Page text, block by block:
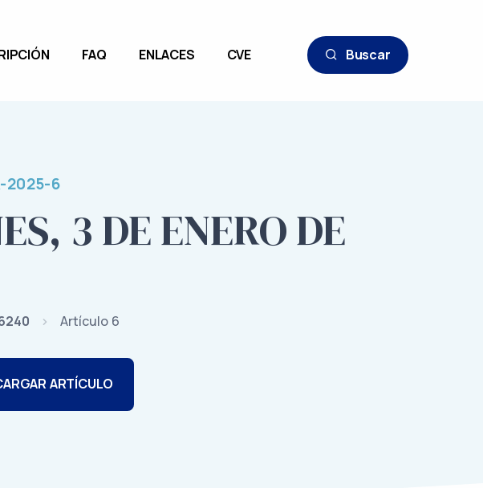
FAQ ENLACES CVE Buscar
2025-6
3 DE ENERO DE
Artículo 6
ARTÍCULO